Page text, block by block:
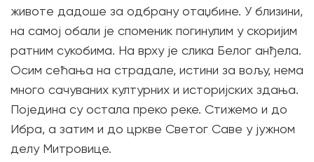
животе дадоше за одбрану отаџбине. У близини,
на самој обали је споменик погинулим у скоријим
ратним сукобима. На врху је слика Белог анђела.
Осим сећања на страдале, истини за вољу, нема
много сачуваних културних и историјских здања.
Поједина су остала преко реке. Стижемо и до
Ибра, а затим и до цркве Светог Саве у јужном
делу Митровице.